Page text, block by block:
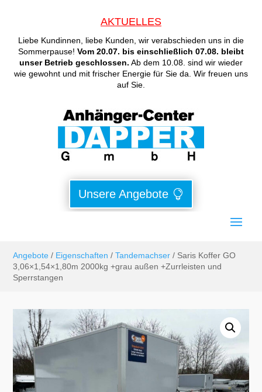
AKTUELLES
Liebe Kundinnen, liebe Kunden, wir verabschieden uns in die
Sommerpause! Vom 20.07. bis einschließlich 07.08. bleibt
unser Betrieb geschlossen. Ab dem 10.08. sind wir wieder
wie gewohnt und mit frischer Energie für Sie da. Wir freuen uns
auf Sie.
Unsere Angebote
Angebote / Eigenschaften /Tandemachser / Saris Koffer GO
3,06×1,54×1,80m 2000kg +grau außen +Zurrleisten und
Sperrstangen